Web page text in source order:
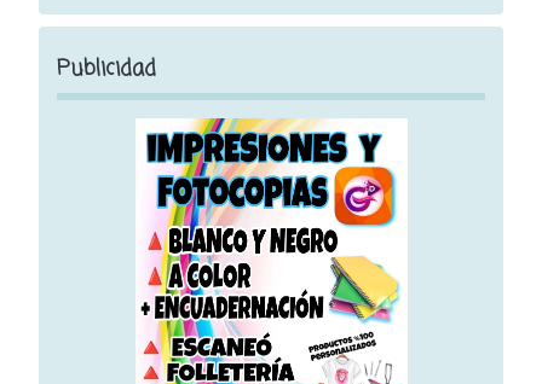
Publicidad